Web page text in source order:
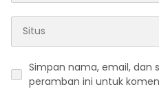
Simpan nama, email, dan
peramban ini untuk